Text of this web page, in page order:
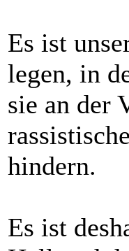
Es ist
legen, in
sie an der
hindern.
Es ist